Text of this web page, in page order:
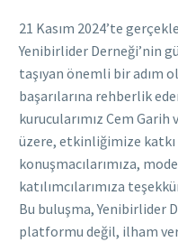
21 Kasım 2024’te
Yenibirlider Derneği’nin
taşıyan önemli bir adım
başarılarına rehberlik
kurucularımız Cem
üzere, etkinliğimize
konuşmacılarımıza,
katılımcılarımıza
Bu buluşma, Yenibirlider
platformu değil, ilham